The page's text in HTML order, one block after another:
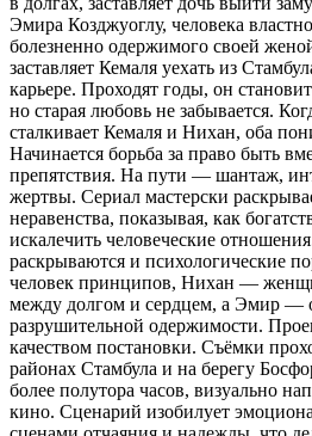
Эмира Козджуоглу, человека
болезненно одержимого своей
заставляет Кемаля уехать из
карьере. Проходят годы, он
но старая любовь не забывается.
сталкивает Кемаля и Нихан, оба
Начинается борьба за право быть
препятствия. На пути — шантаж,
жертвы. Сериал мастерски
неравенства, показывая, как
искалечить человеческие
раскрываются и психологические
человек принципов, Нихан —
между долгом и сердцем, а Эмир —
разрушительной одержимости.
качеством постановки. Съёмки
районах Стамбула и на берегу
более полутора часов, визуально
кино. Сценарий изобилует